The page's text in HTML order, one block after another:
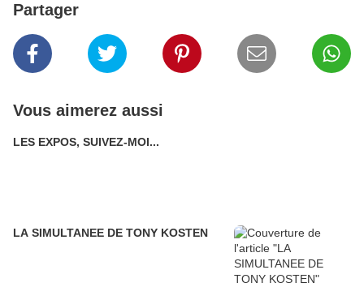
Partager
Vous aimerez aussi
LES EXPOS, SUIVEZ-MOI...
LA SIMULTANEE DE TONY KOSTEN